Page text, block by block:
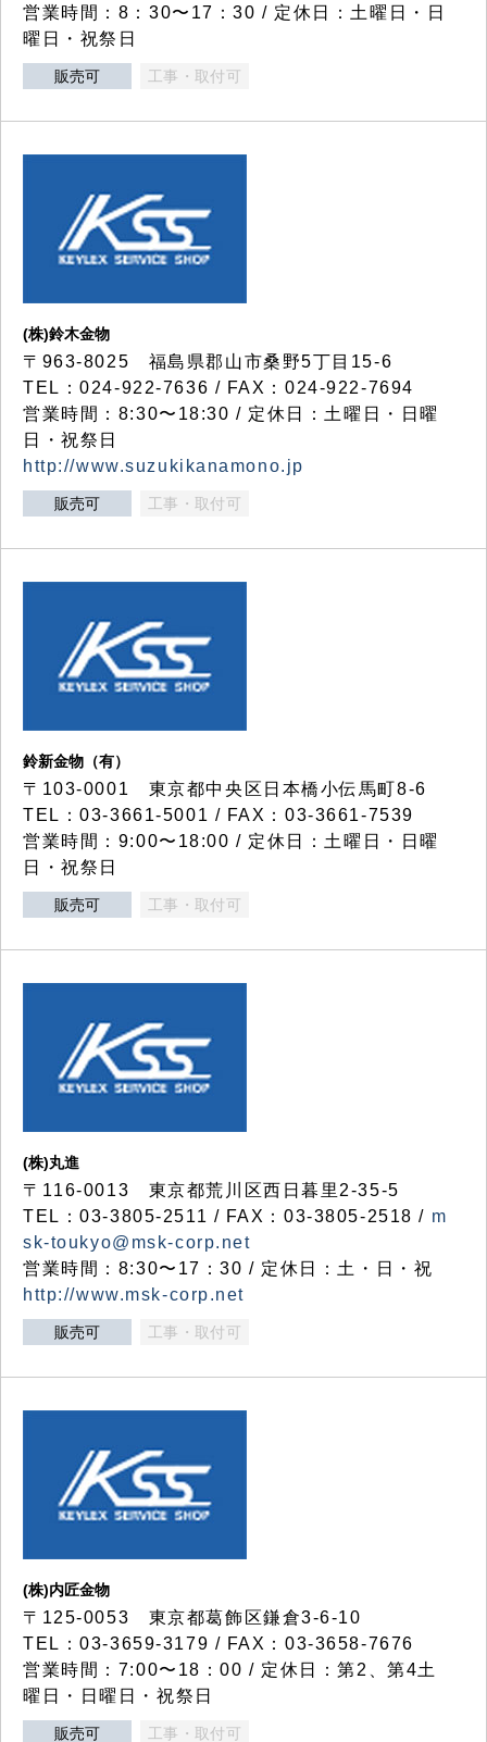
営業時間：8：30〜17：30 / 定休日：土曜日・日
曜日・祝祭日
販売可 工事・取付可
(株)鈴木金物
〒963-8025 福島県郡山市桑野5丁目15-6
TEL：024-922-7636 / FAX：024-922-7694
営業時間：8:30〜18:30 / 定休日：土曜日・日曜
日・祝祭日
http://www.suzukikanamono.jp
販売可 工事・取付可
鈴新金物（有）
〒103-0001 東京都中央区日本橋小伝馬町8-6
TEL：03-3661-5001 / FAX：03-3661-7539
営業時間：9:00〜18:00 / 定休日：土曜日・日曜
日・祝祭日
販売可 工事・取付可
(株)丸進
〒116-0013 東京都荒川区西日暮里2-35-5
TEL：03-3805-2511 / FAX：03-3805-2518 / m
sk-toukyo@msk-corp.net
営業時間：8:30〜17：30 / 定休日：土・日・祝
http://www.msk-corp.net
販売可 工事・取付可
(株)内匠金物
〒125-0053 東京都葛飾区鎌倉3-6-10
TEL：03-3659-3179 / FAX：03-3658-7676
営業時間：7:00〜18：00 / 定休日：第2、第4土
曜日・日曜日・祝祭日
販売可 工事・取付可